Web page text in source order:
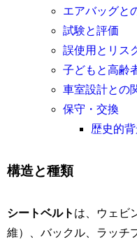
エアバッグと
試験と評価
誤使用とリス
子どもと高齢
車室設計との
保守・交換
歴史的
構造と種類
シートベルト は、ウェビ
維）、バックル、ラッチ